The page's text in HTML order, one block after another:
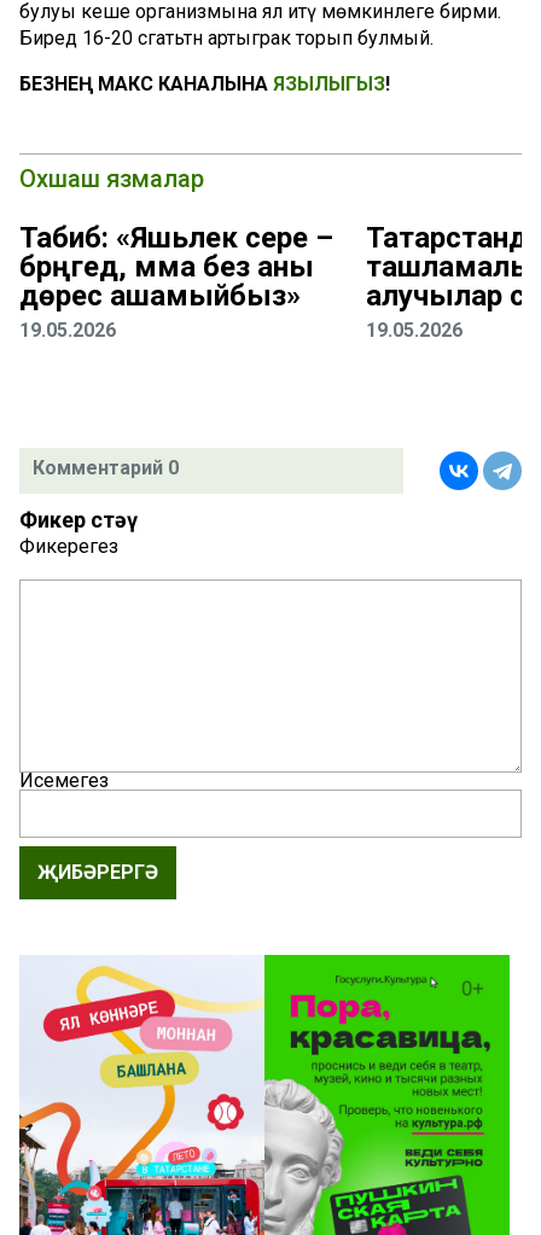
булуы кеше организмына ял итү мөмкинлеге бирми.
Биредә 16-20 сәгатьтән артыграк торып булмый.
БЕЗНЕҢ МАКС КАНАЛЫНА ЯЗЫЛЫГЫЗ!
Охшаш язмалар
Табиб: «Яшьлек сере –
бәрәңгедә, әмма без аны
дөрес ашамыйбыз»
19.05.2026
ташламалы
алучылар
19.05.2026
Комментарий 0
Фикер өстәү
Фикерегез
Исемегез
ҖИБӘРЕРГӘ